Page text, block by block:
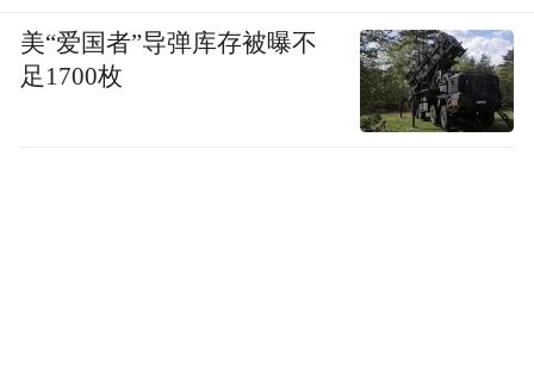
美“爱国者”导弹库存被曝不
足1700枚